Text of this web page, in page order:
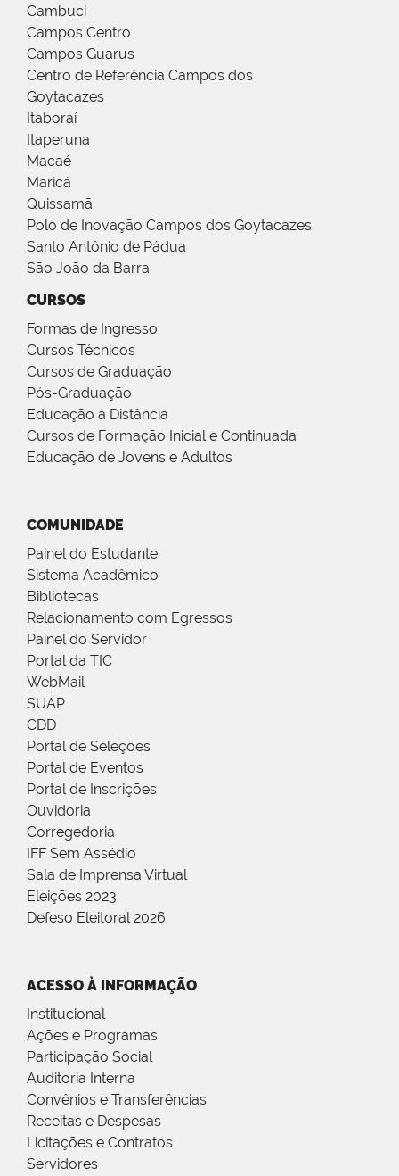
Cambuci
Campos Centro
Campos Guarus
Centro de Referência Campos dos
Goytacazes
Itaboraí
Itaperuna
Macaé
Maricá
Quissamã
Polo de Inovação Campos dos Goytacazes
Santo Antônio de Pádua
São João da Barra
CURSOS
Formas de Ingresso
Cursos Técnicos
Cursos de Graduação
Pós-Graduação
Educação a Distância
Cursos de Formação Inicial e Continuada
Educação de Jovens e Adultos
COMUNIDADE
Painel do Estudante
Sistema Acadêmico
Bibliotecas
Relacionamento com Egressos
Painel do Servidor
Portal da TIC
WebMail
SUAP
CDD
Portal de Seleções
Portal de Eventos
Portal de Inscrições
Ouvidoria
Corregedoria
IFF Sem Assédio
Sala de Imprensa Virtual
Eleições 2023
Defeso Eleitoral 2026
ACESSO À INFORMAÇÃO
Institucional
Ações e Programas
Participação Social
Auditoria Interna
Convênios e Transferências
Receitas e Despesas
Licitações e Contratos
Servidores